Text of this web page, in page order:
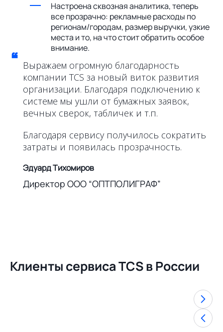
Настроена сквозная аналитика, теперь
все прозрачно: рекламные расходы по
регионам/городам, размер выручки, узкие
места и то, на что стоит обратить особое
внимание.
“ Выражаем огромную благодарность
компании TCS за новый виток развития
организации. Благодаря подключению к
системе мы ушли от бумажных заявок,
вечных сверок, табличек и т.п.
Благодаря сервису получилось сократить
затраты и появилась прозрачность.
Эдуард Тихомиров
Директор ООО “ОПТПОЛИГРАФ”
Клиенты сервиса TCS в России